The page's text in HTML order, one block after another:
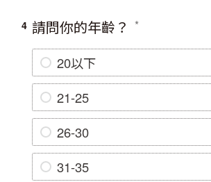
4 請問你的年齡？
20以下
21-25
26-30
31-35